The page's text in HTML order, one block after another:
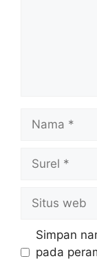
Nama
Surel
Situs
web
Simpan
pada